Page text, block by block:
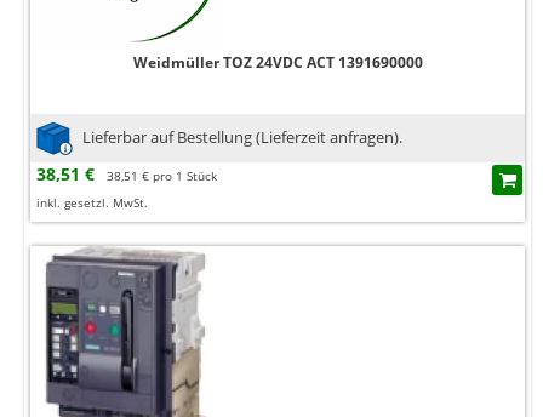
Weidmüller TOZ 24VDC ACT 1391690000
Lieferbar auf Bestellung (Lieferzeit anfragen).
38,51 €
38,51 € pro 1 Stück
inkl. gesetzl. MwSt.